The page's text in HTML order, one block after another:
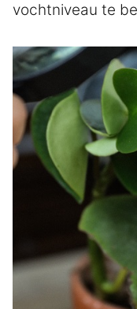
vochtniveau te